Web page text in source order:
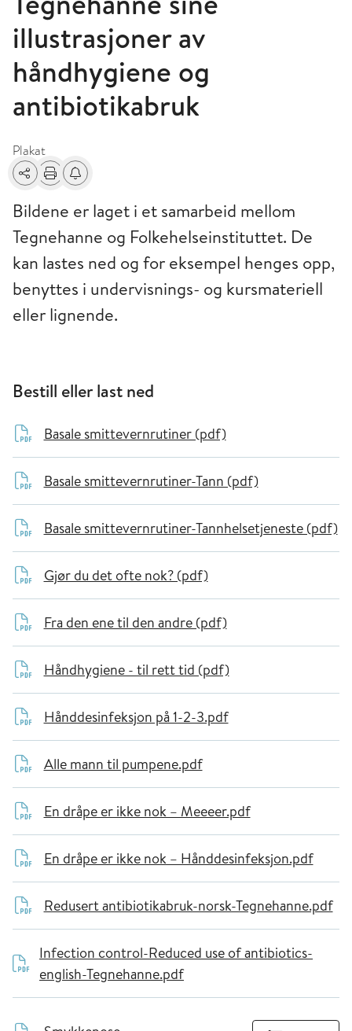
illustrasjoner av
håndhygiene og
antibiotikabruk
Plakat
Del Skriv utFå varsel om endringer
Bildene er laget i et samarbeid mellom
Tegnehanne og Folkehelseinstituttet. De
kan lastes ned og for eksempel henges opp,
benyttes i undervisnings- og kursmateriell
eller lignende.
Bestill eller last ned
Basale smittevernrutiner (pdf)
Basale smittevernrutiner-Tann (pdf)
Basale smittevernrutiner-Tannhelsetjeneste (pdf)
Gjør du det ofte nok? (pdf)
Fra den ene til den andre (pdf)
Håndhygiene - til rett tid (pdf)
Hånddesinfeksjon på 1-2-3.pdf
Alle mann til pumpene.pdf
En dråpe er ikke nok – Meeeer.pdf
En dråpe er ikke nok – Hånddesinfeksjon.pdf
Redusert antibiotikabruk-norsk-Tegnehanne.pdf
Infection control-Reduced use of antibiotics-
english-Tegnehanne.pdf